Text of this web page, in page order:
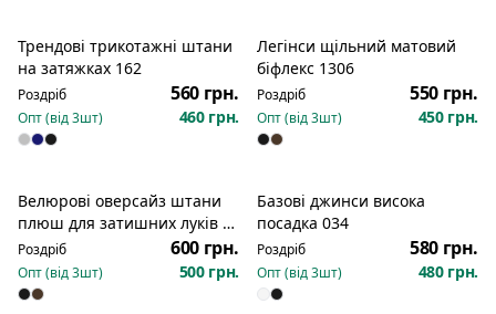
Новинка
Трендові трикотажні штани
на затяжках 162
Роздріб 560 грн.
Опт (від3шт) 460 грн.
Легінси щільний матовий
біфлекс 1306
Роздріб 550 грн.
Опт (від3шт) 450 грн.
Велюрові оверсайз штани
плюш для затишних луків з
затяжками знизу 1250
Роздріб 600 грн.
Опт (від3шт) 500 грн.
Новинка
Базові джинси висока
посадка 034
Роздріб 580 грн.
Опт (від3шт) 480 грн.